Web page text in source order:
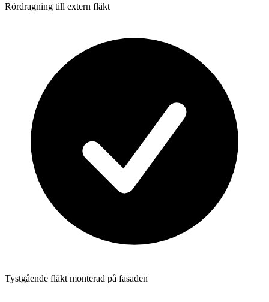
Rördragning till extern fläkt
Tystgående fläkt monterad på fasaden